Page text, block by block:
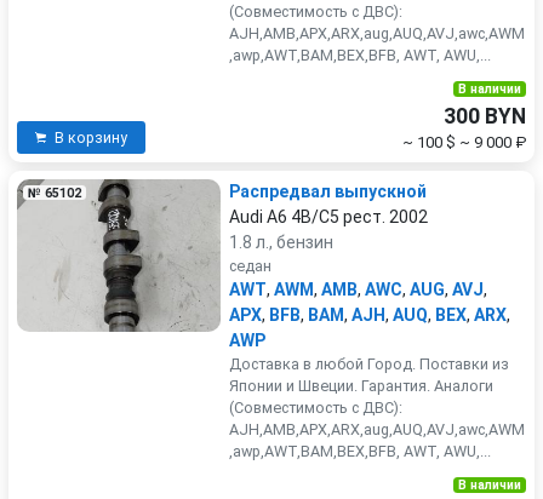
(Совместимость с ДВС):
AJH,AMB,APX,ARX,aug,AUQ,AVJ,awc,AWM
,awp,AWT,BAM,BEX,BFB, AWT, AWU,...
В корзину
В наличии
300 BYN
~ 100 $ ~ 9 000 ₽
№ 65102
Распредвал выпускной
Audi A6 4B/C5 рест. 2002
1.8 л., бензин
седан
AWT, AWM, AMB, AWC, AUG, AVJ,
APX, BFB, BAM, AJH, AUQ, BEX, ARX,
AWP
Доставка в любой Город. Поставки из
Японии и Швеции. Гарантия. Аналоги
(Совместимость с ДВС):
AJH,AMB,APX,ARX,aug,AUQ,AVJ,awc,AWM
,awp,AWT,BAM,BEX,BFB, AWT, AWU,...
В наличии